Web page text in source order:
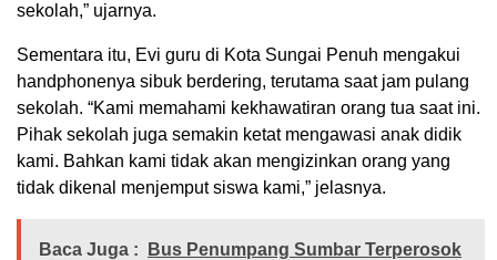
sekolah,” ujarnya.
Sementara itu, Evi guru di Kota Sungai Penuh mengakui
handphonenya sibuk berdering, terutama saat jam pulang
sekolah. “Kami memahami kekhawatiran orang tua saat ini.
Pihak sekolah juga semakin ketat mengawasi anak didik
kami. Bahkan kami tidak akan mengizinkan orang yang
tidak dikenal menjemput siswa kami,” jelasnya.
Baca Juga :
Bus Penumpang Sumbar Terperosok